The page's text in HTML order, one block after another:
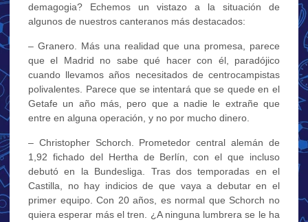
demagogia? Echemos un vistazo a la situación de
algunos de nuestros canteranos más destacados:
– Granero. Más una realidad que una promesa, parece
que el Madrid no sabe qué hacer con él, paradójico
cuando llevamos años necesitados de centrocampistas
polivalentes. Parece que se intentará que se quede en el
Getafe un año más, pero que a nadie le extrañe que
entre en alguna operación, y no por mucho dinero.
– Christopher Schorch. Prometedor central alemán de
1,92 fichado del Hertha de Berlín, con el que incluso
debutó en la Bundesliga. Tras dos temporadas en el
Castilla, no hay indicios de que vaya a debutar en el
primer equipo. Con 20 años, es normal que Schorch no
quiera esperar más el tren. ¿A ninguna lumbrera se le ha